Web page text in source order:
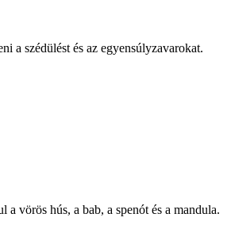
a szédülést és az egyensúlyzavarokat.
vörös hús, a bab, a spenót és a mandula.